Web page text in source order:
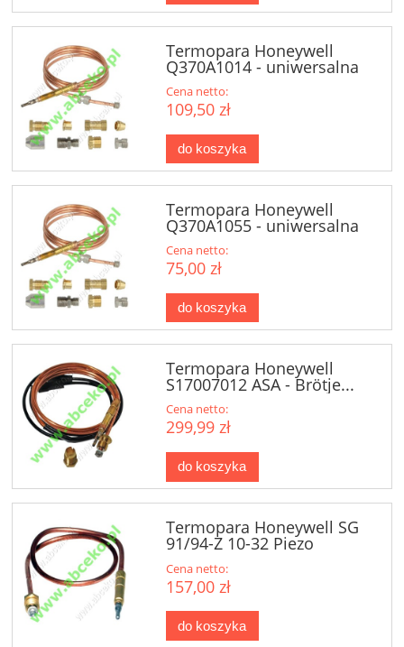
Termopara Honeywell
Q370A1014 - uniwersalna
Cena netto:
109,50 zł
do koszyka
Termopara Honeywell
Q370A1055 - uniwersalna
Cena netto:
75,00 zł
do koszyka
Termopara Honeywell
S17007012 ASA - Brötje...
Cena netto:
299,99 zł
do koszyka
Termopara Honeywell SG
91/94-Z 10-32 Piezo
Cena netto:
157,00 zł
do koszyka